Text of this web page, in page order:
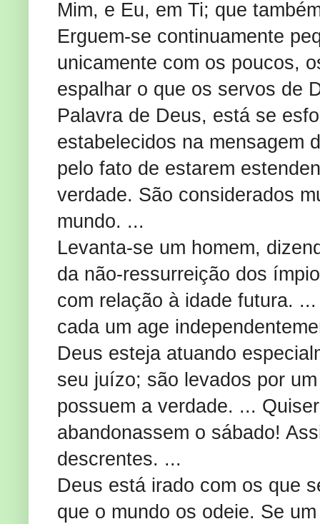
Mim, e Eu, em Ti; que
Erguem-se continuamente
unicamente com os poucos,
espalhar o que os servos de
Palavra de Deus, está se
estabelecidos na mensagem
pelo fato de estarem
verdade. São considerados
mundo. ...
Levanta-se um homem,
da não-ressurreição dos
com relação à idade futura.
cada um age
Deus esteja atuando
seu juízo; são levados por
possuem a verdade. ...
abandonassem o sábado!
descrentes. ...
Deus está irado com os que
que o mundo os odeie. Se